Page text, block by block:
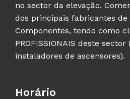
no sector da elevação.
dos principais fabricantes de
Componentes, tendo como
PROFISSIONAIS deste
instaladores de ascensores).
Horário